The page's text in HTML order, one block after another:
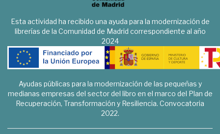
Esta actividad ha recibido una ayuda para la modernización de
librerías de la Comunidad de Madrid correspondiente al año
2024
Ayudas públicas para la modernización de las pequeñas y
medianas empresas del sector del libro en el marco del Plan de
Recuperación, Transformación y Resiliencia. Convocatoria
2022.